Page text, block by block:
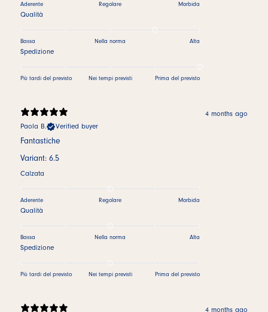
Aderente Regolare Morbida
Qualità
Bassa Nella norma Alta
Spedizione
Più tardi del previsto Nei tempi previsti Prima del previsto
4 months ago
Paola B.
Verified buyer
Fantastiche
Variant: 6.5
Calzata
Aderente Regolare Morbida
Qualità
Bassa Nella norma Alta
Spedizione
Più tardi del previsto Nei tempi previsti Prima del previsto
4 months ago